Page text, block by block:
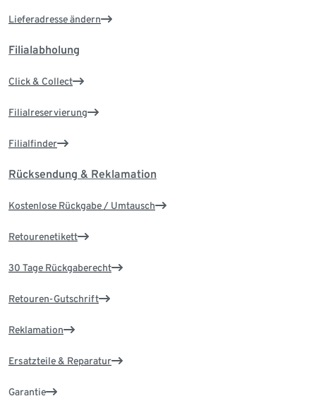
Lieferadresse ändern
Filialabholung
Click & Collect
Filialreservierung
Filialfinder
Rücksendung & Reklamation
Kostenlose Rückgabe / Umtausch
Retourenetikett
30 Tage Rückgaberecht
Retouren-Gutschrift
Reklamation
Ersatzteile & Reparatur
Garantie